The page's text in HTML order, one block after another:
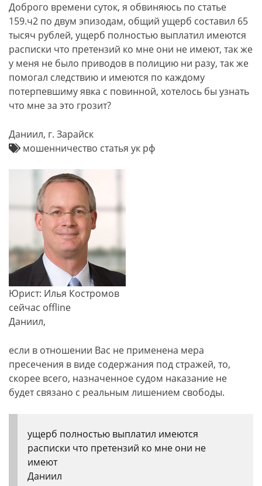
Доброго времени суток, я обвиняюсь по статье
159.ч2 по двум эпизодам, общий ущерб составил 65
тысяч рублей, ущерб полностью выплатил имеются
расписки что претензий ко мне они не имеют, так же
у меня не было приводов в полицию ни разу, так же
помогал следствию и имеются по каждому
потерпевшиму явка с повинной, хотелось бы узнать
что мне за это грозит?
Даниил, г. Зарайск
мошенничество статья ук рф
Юрист: Илья Костромов
сейчас offline
Даниил,
если в отношении Вас не применена мера
пресечения в виде содержания под стражей, то,
скорее всего, назначенное судом наказание не
будет связано с реальным лишением свободы.
ущерб полностью выплатил имеются
расписки что претензий ко мне они не
имеют
Даниил